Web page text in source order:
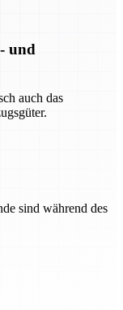
und
auch das
sind während des